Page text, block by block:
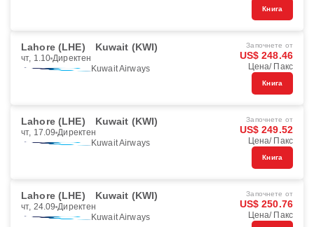
Книга
Lahore (LHE) Kuwait (KWI)
чт, 1.10 Директен
Kuwait Airways
Започнете от
US$ 248.46
Цена/ Пакс
Книга
Lahore (LHE) Kuwait (KWI)
чт, 17.09 Директен
Kuwait Airways
Започнете от
US$ 249.52
Цена/ Пакс
Книга
Lahore (LHE) Kuwait (KWI)
чт, 24.09 Директен
Kuwait Airways
Започнете от
US$ 250.76
Цена/ Пакс